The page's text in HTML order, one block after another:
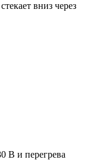
вниз через
В и перегрева